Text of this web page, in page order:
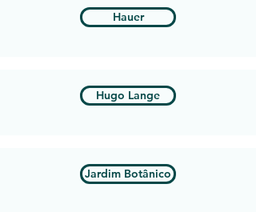
Hauer
Hugo Lange
Jardim Botânico